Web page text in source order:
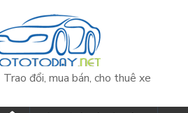
Trao đổi, mua bán, cho thuê xe